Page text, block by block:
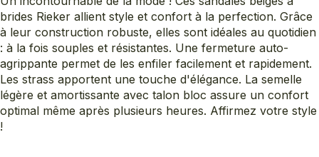
brides Rieker allient style et confort à la perfection. Grâce
à leur construction robuste, elles sont idéales au quotidien
: à la fois souples et résistantes. Une fermeture auto-
agrippante permet de les enfiler facilement et rapidement.
Les strass apportent une touche d'élégance. La semelle
légère et amortissante avec talon bloc assure un confort
optimal même après plusieurs heures. Affirmez votre style
!